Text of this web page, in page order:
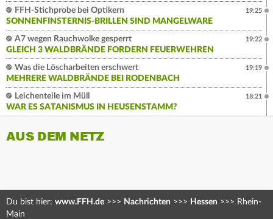
FFH-Stichprobe bei Optikern
SONNENFINSTERNIS-BRILLEN SIND MANGELWARE
19:25
A7 wegen Rauchwolke gesperrt
GLEICH 3 WALDBRÄNDE FORDERN FEUERWEHREN
19:22
Was die Löscharbeiten erschwert
MEHRERE WALDBRÄNDE BEI RODENBACH
19:19
Leichenteile im Müll
WAR ES SATANISMUS IN HEUSENSTAMM?
18:21
AUS DEM NETZ
Du bist hier: www.FFH.de >>> Nachrichten >>> Hessen >>> Rhein-
Main